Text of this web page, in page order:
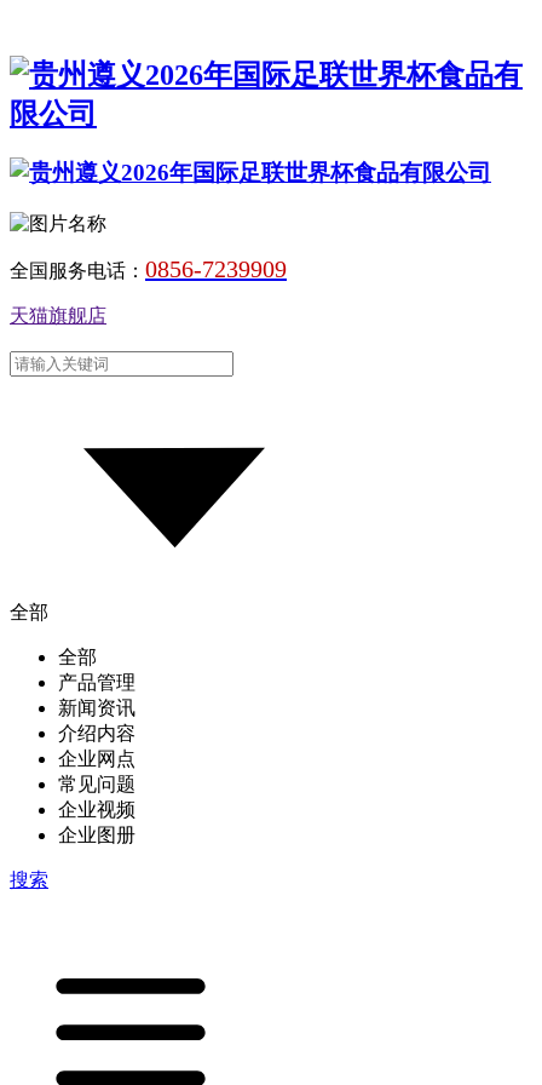
全国服务电话： 0856-7239909
天猫旗舰店
全部
全部
产品管理
新闻资讯
介绍内容
企业网点
常见问题
企业视频
企业图册
搜索